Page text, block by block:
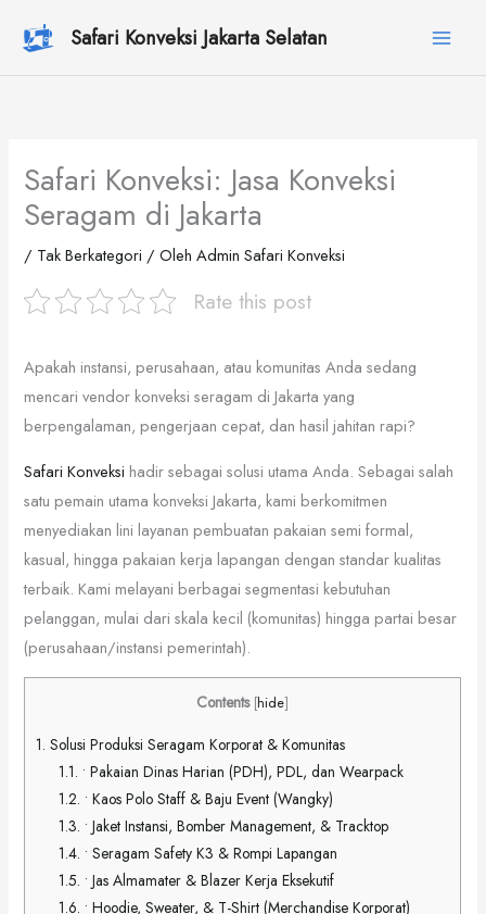
konten
Safari Konveksi Jakarta Selatan
Safari Konveksi: Jasa Konveksi
Seragam di Jakarta
/ Tak Berkategori / OlehAdmin Safari Konveksi
Rate this post
Apakah instansi, perusahaan, atau komunitas Anda sedang
mencari vendor konveksi seragam di Jakarta yang
berpengalaman, pengerjaan cepat, dan hasil jahitan rapi?
Safari Konveksi hadir sebagai solusi utama Anda. Sebagai salah
satu pemain utama konveksi Jakarta, kami berkomitmen
menyediakan lini layanan pembuatan pakaian semi formal,
kasual, hingga pakaian kerja lapangan dengan standar kualitas
terbaik. Kami melayani berbagai segmentasi kebutuhan
pelanggan, mulai dari skala kecil (komunitas) hingga partai besar
(perusahaan/instansi pemerintah).
Contents [hide]
1. Solusi Produksi Seragam Korporat & Komunitas
1.1. • Pakaian Dinas Harian (PDH), PDL, dan Wearpack
1.2. • Kaos Polo Staff & Baju Event (Wangky)
1.3. • Jaket Instansi, Bomber Management, & Tracktop
1.4. • Seragam Safety K3 & Rompi Lapangan
1.5. • Jas Almamater & Blazer Kerja Eksekutif
1.6. • Hoodie, Sweater, & T-Shirt (Merchandise Korporat)